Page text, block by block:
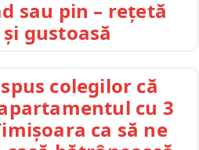
sau pin – rețetă
gustoasă
colegilor că
cu 3
ca să ne